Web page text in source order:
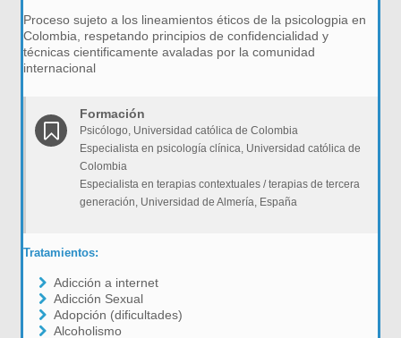
Proceso sujeto a los lineamientos éticos de la psicologpia en
Colombia, respetando principios de confidencialidad y
técnicas cientificamente avaladas por la comunidad
internacional
Formación
Psicólogo, Universidad católica de Colombia
Especialista en psicología clínica, Universidad católica de
Colombia
Especialista en terapias contextuales / terapias de tercera
generación, Universidad de Almería, España
Tratamientos:
Adicción a internet
Adicción Sexual
Adopción (dificultades)
Alcoholismo